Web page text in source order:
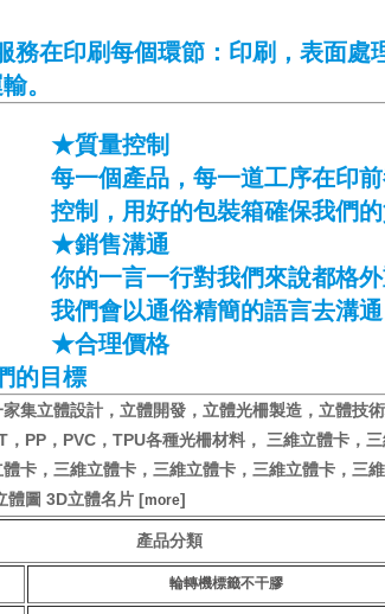
務在印刷每個環節：印刷，表面處
。
★質量控制
每一個產品，每一道工序在印
控制，用好的包裝箱確保我們
★銷售溝通
你的一言一行對我們來說都格
我們會以通俗精簡的語言去溝通
★合理價格
的目標
集立體設計，立體開發，立體光柵製造，立體技
PP，PVC，TPU各種光柵材料， 三維立體卡，
卡，三維立體卡，三維立體卡，三維立體卡，三
體圖 3D立體名片 [more]
產品分類
輪轉機標籤不干膠